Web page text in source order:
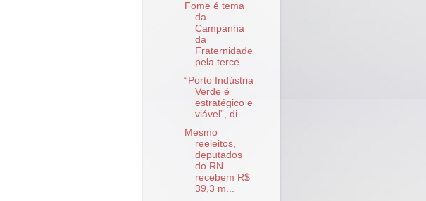
Fome é tema
da
Campanha
da
Fraternidade
pela terce...
“Porto Indústria
Verde é
estratégico e
viável”, di...
Mesmo
reeleitos,
deputados
do RN
recebem R$
39,3 m...